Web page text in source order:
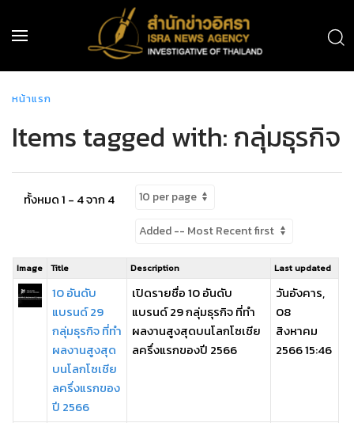
หน้าแรก
Items tagged with: กลุ่มธุรกิจ
ทั้งหมด 1 - 4 จาก 4
Image Title Description Last updated
10 อันดับ
แบรนด์ 29
กลุ่มธุรกิจ ที่ทำ
ผลงานสูงสุด
บนโลกโซเชีย
ลครึ่งแรกของ
ปี 2566
เปิดรายชื่อ 10 อันดับ
แบรนด์ 29 กลุ่มธุรกิจ ที่ทำ
ผลงานสูงสุดบนโลกโซเชีย
ลครึ่งแรกของปี 2566
วันอังคาร,
08
สิงหาคม
2566 15:46